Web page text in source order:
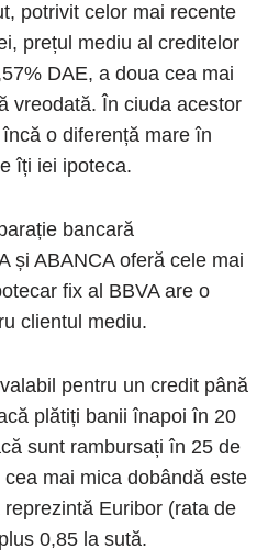
potrivit celor mai recente
prețul mediu al creditelor
DAE, a doua cea mai
vreodată. În ciuda acestor
o diferență mare în
îți iei ipoteca.
bancară
și ABANCA oferă cele mai
fix al BBVA are o
clientul mediu.
pentru un credit până
plătiți banii înapoi în 20
sunt rambursați în 25 de
mai mica dobândă este
Euribor (rata de
0,85 la sută.